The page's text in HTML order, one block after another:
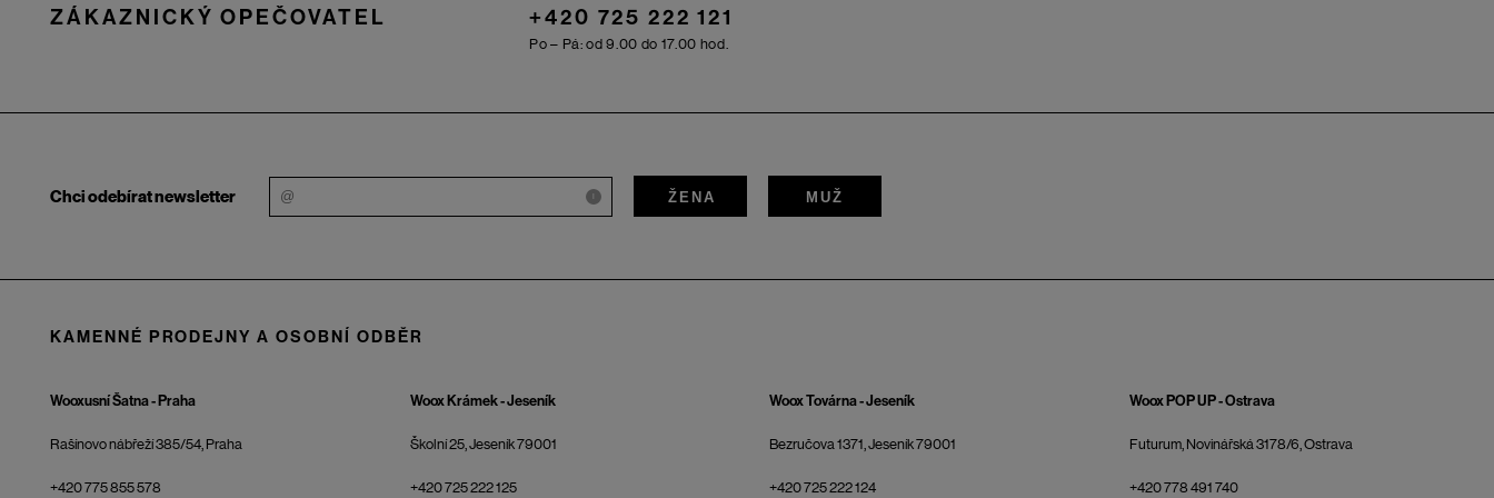
ZÁKAZNICKÝ OPEČOVATEL +420 725 222 121
Po – Pá: od 9.00 do 17.00 hod.
Chci odebírat newsletter i ŽENA MUŽ
KAMENNÉ PRODEJNY A OSOBNÍ ODBĚR
Wooxusní Šatna - Praha
Rašínovo nábřeží 385/54, Praha
+420 775 855 578
Woox Krámek - Jeseník
Školní 25, Jeseník 79001
+420 725 222 125
Woox Továrna - Jeseník
Bezručova 1371, Jeseník 79001
+420 725 222 124
Woox POP UP - Ostrava
Futurum, Novinářská 3178/6, Ostrava
+420 778 491 740